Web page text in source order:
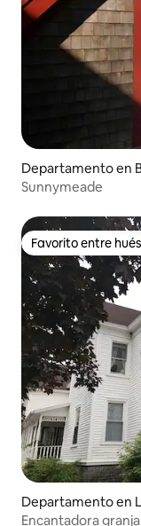
Departamento en
Sunnymeade
Favorito entre
Favorito entre
Departamento en
Encantadora